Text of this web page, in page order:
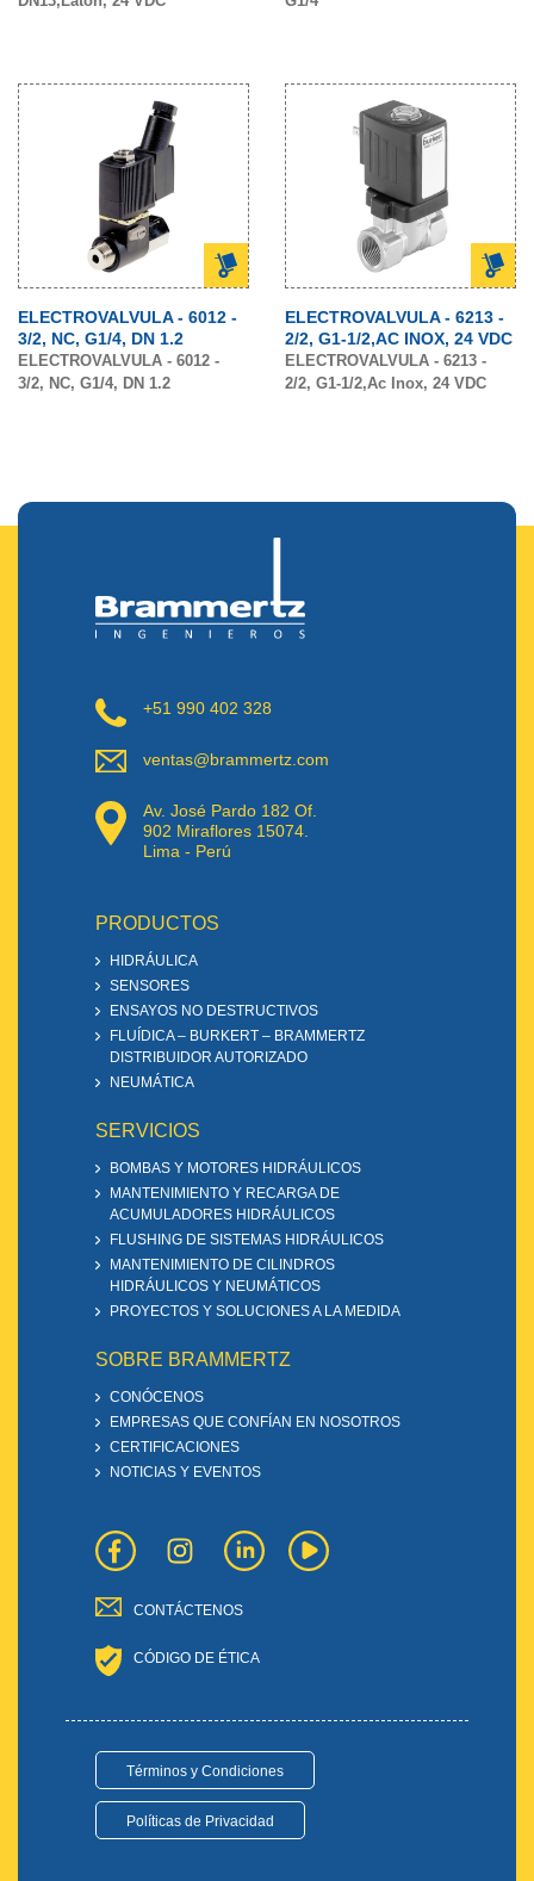
ELECTROVALVULA - 6012 -
3/2, NC, G1/4, DN 1.2
ELECTROVALVULA - 6012 -
3/2, NC, G1/4, DN 1.2
ELECTROVALVULA - 6213 -
2/2, G1-1/2,AC INOX, 24 VDC
ELECTROVALVULA - 6213 -
2/2, G1-1/2,Ac Inox, 24 VDC
+51 990 402 328
ventas@brammertz.com
Av. José Pardo 182 Of.
902 Miraflores 15074.
Lima - Perú
PRODUCTOS
HIDRÁULICA
SENSORES
ENSAYOS NO DESTRUCTIVOS
FLUÍDICA – BURKERT – BRAMMERTZ
DISTRIBUIDOR AUTORIZADO
NEUMÁTICA
SERVICIOS
BOMBAS Y MOTORES HIDRÁULICOS
MANTENIMIENTO Y RECARGA DE
ACUMULADORES HIDRÁULICOS
FLUSHING DE SISTEMAS HIDRÁULICOS
MANTENIMIENTO DE CILINDROS
HIDRÁULICOS Y NEUMÁTICOS
PROYECTOS Y SOLUCIONES A LA MEDIDA
SOBRE BRAMMERTZ
CONÓCENOS
EMPRESAS QUE CONFÍAN EN NOSOTROS
CERTIFICACIONES
NOTICIAS Y EVENTOS
CONTÁCTENOS
CÓDIGO DE ÉTICA
Términos y Condiciones
Políticas de Privacidad